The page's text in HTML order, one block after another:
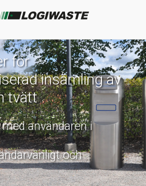
för
insamling av
tvätt
användaren i
och